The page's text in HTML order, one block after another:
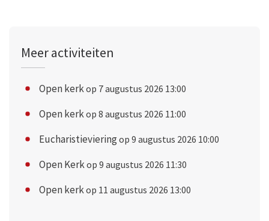
Meer activiteiten
Open kerkop 7 augustus 2026 13:00
Open kerkop 8 augustus 2026 11:00
Eucharistievieringop 9 augustus 2026 10:00
Open Kerkop 9 augustus 2026 11:30
Open kerkop 11 augustus 2026 13:00